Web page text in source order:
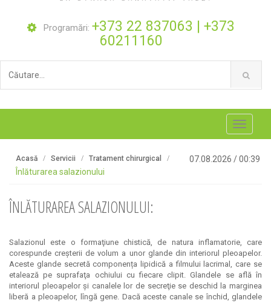
Programări: +373 22 837063 | +373
60211160
Toggle
Acasă Servicii Tratament chirurgical
Înlăturarea salazionului
07.08.2026 /00:39
ÎNLĂTURAREA SALAZIONULUI:
Salazionul este o formaţiune chistică, de natura inflamatorie, care
corespunde creşterii de volum a unor glande din interiorul pleoapelor.
Aceste glande secretă componența lipidică a filmului lacrimal, care se
etalează pe suprafaţa ochiului cu fiecare clipit. Glandele se află în
interiorul pleoapelor şi canalele lor de secreţie se deschid la marginea
liberă a pleoapelor, lîngă gene. Dacă aceste canale se închid, glandele